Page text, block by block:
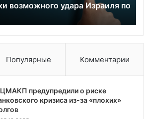
возможного удара Израиля по
Популярные Комментарии
предупредили о риске
кризиса из-за «плохих»